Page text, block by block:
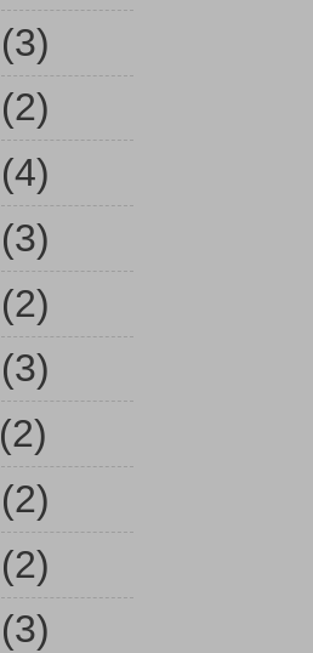
(3)
(2)
(4)
(3)
(2)
(3)
(2)
(2)
(2)
(3)